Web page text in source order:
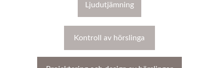
Ljudutjämning
Kontroll av hörslinga